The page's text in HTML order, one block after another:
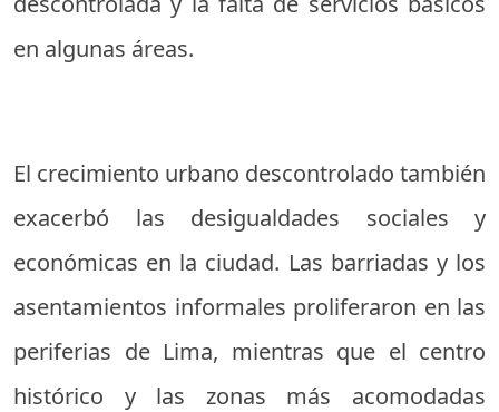
en algunas áreas.
El crecimiento urbano descontrolado también
exacerbó las desigualdades sociales y
económicas en la ciudad. Las barriadas y los
asentamientos informales proliferaron en las
periferias de Lima, mientras que el centro
histórico y las zonas más acomodadas